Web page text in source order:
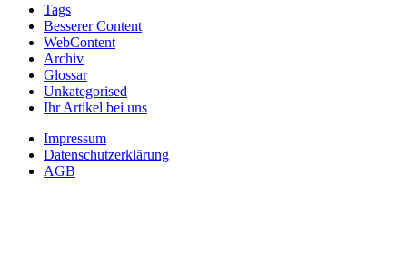
Tags
Besserer Content
WebContent
Archiv
Glossar
Unkategorised
Ihr Artikel bei uns
Impressum
Datenschutzerklärung
AGB